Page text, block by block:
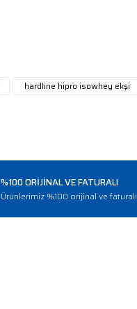
hardline hipro isowhey ekşi
%100 ORİJİNAL VE FATURALI
Ürünlerimiz %100 orijinal ve faturalı